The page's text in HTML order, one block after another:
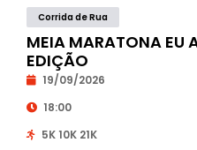
Corrida de Rua
MEIA MARATONA EU
EDIÇÃO
19/09/2026
18:00
5K 10K 21K